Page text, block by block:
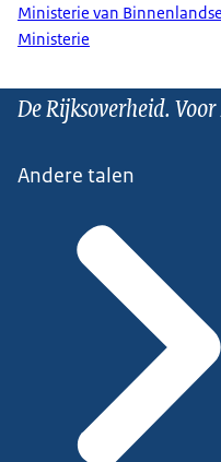
Ministerie van
Ministerie
De Rijksoverheid.
Andere talen